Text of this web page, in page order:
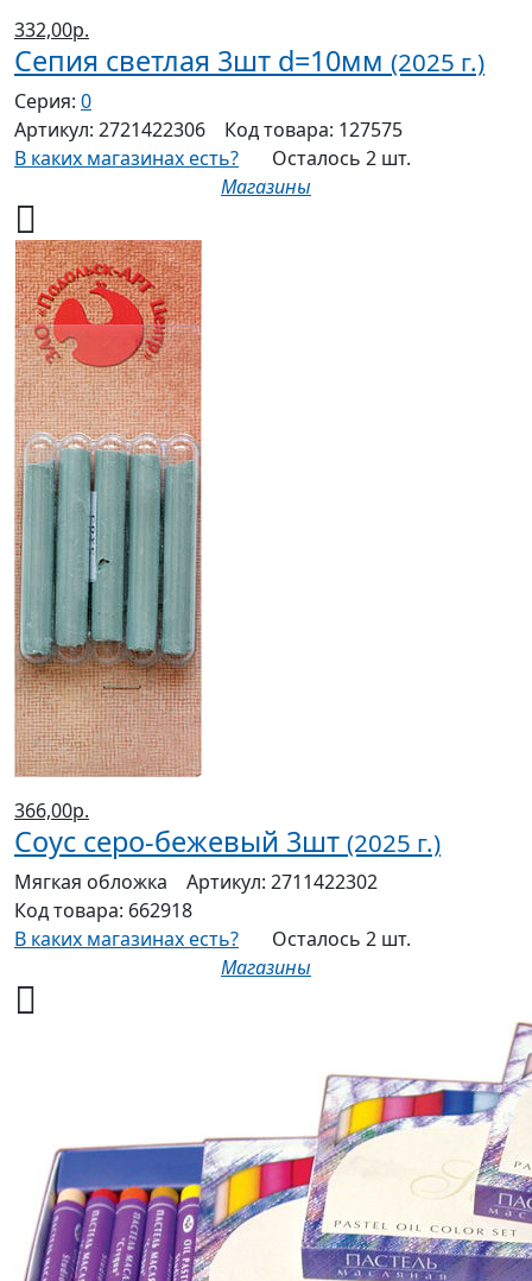
332,00р.
Сепия светлая 3шт d=10мм (2025 г.)
Серия: 0
Артикул: 2721422306 Код товара: 127575
В каких магазинах есть?
Осталось 2 шт.
Магазины
366,00р.
Соус серо-бежевый 3шт (2025 г.)
Мягкая обложка Артикул: 2711422302
Код товара: 662918
В каких магазинах есть?
Осталось 2 шт.
Магазины